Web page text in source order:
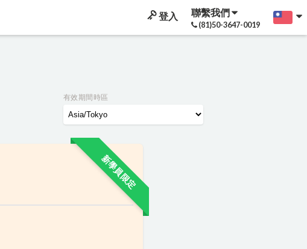
登入 聯繫我們
(81)50-3647-0019
有效期間時區
新學員限定